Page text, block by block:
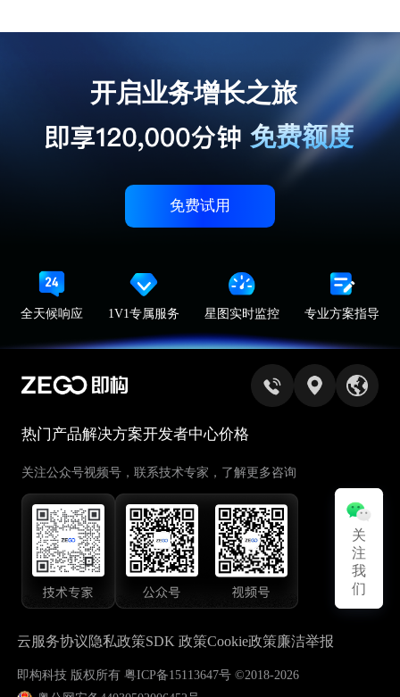
关
注
我
们
开启业务增长之旅
免费额度
免费试用
全天候响应 1V1专属服务 星图实时监控 专业方案指导
热门产品解决方案开发者中心价格
关注公众号视频号，联系技术专家，了解更多咨询
即构科技 版权所有 粤ICP备15113647号 ©2018-2026
云服务协议隐私政策SDK 政策Cookie政策廉洁举报
关
注
我
们